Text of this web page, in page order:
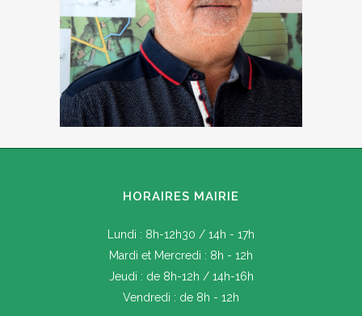
HORAIRES MAIRIE
Lundi : 8h-12h30 / 14h - 17h
Mardi et Mercredi : 8h - 12h
Jeudi : de 8h-12h / 14h-16h
Vendredi : de 8h - 12h